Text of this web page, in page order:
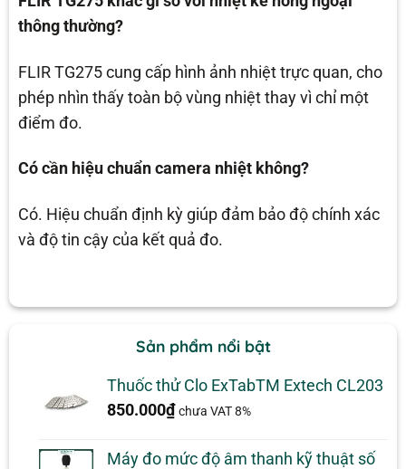
thông thường?
FLIR TG275 cung cấp hình ảnh nhiệt trực quan, cho
phép nhìn thấy toàn bộ vùng nhiệt thay vì chỉ một
điểm đo.
Có cần hiệu chuẩn camera nhiệt không?
Có. Hiệu chuẩn định kỳ giúp đảm bảo độ chính xác
và độ tin cậy của kết quả đo.
Sản phẩm nổi bật
Thuốc thử Clo ExTabTM Extech CL203
850.000₫ chưa VAT 8%
Máy đo mức độ âm thanh kỹ thuật số